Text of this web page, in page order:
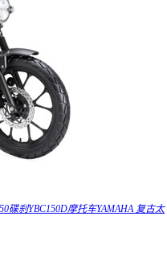
碟刹YBC150D摩托车YAMAHA 复古太